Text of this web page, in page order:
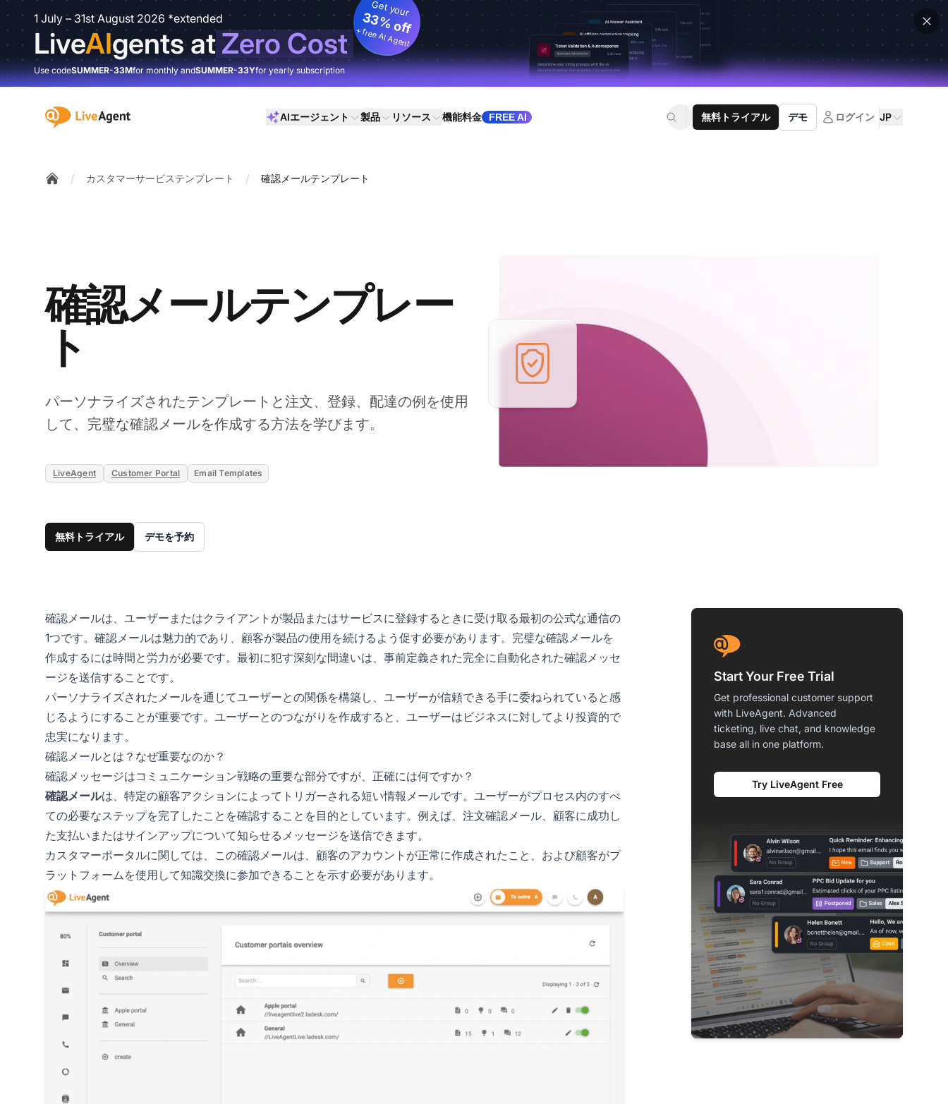
1 July – 31st August 2026 *extended
LiveAIgents atZero Cost
Get your
33% off
+ free AI Agent
Use codeSUMMER-33Mfor monthly andSUMMER-33Yfor yearly subscription
:site.title AIエージェント 製品 リソース 機能料金 FREE AI 無料トライアル デモ ログイン JP
/ カスタマーサービステンプレート / 確認メールテンプレート
確認メールテンプレー
ト
パーソナライズされたテンプレートと注文、登録、配達の例を使用
して、完璧な確認メールを作成する方法を学びます。
LiveAgent Customer Portal Email Templates
無料トライアル デモを予約
確認メールは、ユーザーまたはクライアントが製品またはサービスに登録するときに受け取る最初の公式な通信の
1つです。確認メールは魅力的であり、顧客が製品の使用を続けるよう促す必要があります。完璧な確認メールを
作成するには時間と労力が必要です。最初に犯す深刻な間違いは、事前定義された完全に自動化された確認メッセ
ージを送信することです。
パーソナライズされたメールを通じてユーザーとの関係を構築し、ユーザーが信頼できる手に委ねられていると感
じるようにすることが重要です。ユーザーとのつながりを作成すると、ユーザーはビジネスに対してより投資的で
忠実になります。
確認メールとは？なぜ重要なのか？
確認メッセージはコミュニケーション戦略の重要な部分ですが、正確には何ですか？
確認メールは、特定の顧客アクションによってトリガーされる短い情報メールです。ユーザーがプロセス内のすべ
ての必要なステップを完了したことを確認することを目的としています。例えば、注文確認メール、顧客に成功し
た支払いまたはサインアップについて知らせるメッセージを送信できます。
カスタマーポータルに関しては、この確認メールは、顧客のアカウントが正常に作成されたこと、および顧客がプ
ラットフォームを使用して知識交換に参加できることを示す必要があります。
Start Your Free Trial
Get professional customer support
with LiveAgent. Advanced
ticketing, live chat, and knowledge
base all in one platform.
Try LiveAgent Free